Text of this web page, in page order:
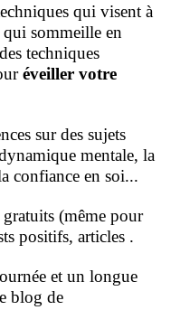
qui visent à
qui sommeille en
techniques
éveiller votre
sur des sujets
mentale, la
confiance en soi...
(même pour
positifs, articles .
et un longue
blog de